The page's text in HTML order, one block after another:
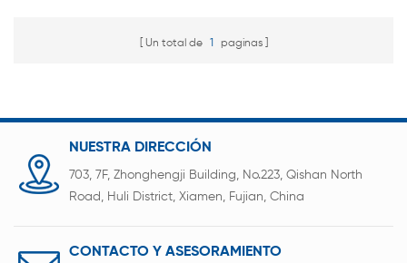
Un total de 1 paginas
NUESTRA DIRECCIÓN
703, 7F, Zhonghengji Building, No.223, Qishan North
Road, Huli District, Xiamen, Fujian, China
CONTACTO Y ASESORAMIENTO